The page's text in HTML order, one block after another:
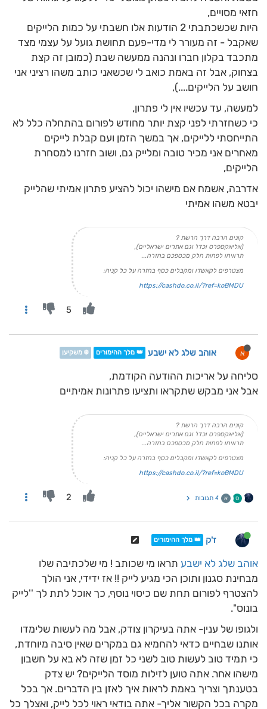
חזאי מסויים,
היות שכשכתבתי 2 הודעות אלו חשבתי על כמות הלייקים
שאקבל - זה מעורר לי מדי-פעם תחושת גועל על עצמי מצד
מתכבד בקלון חברו ונהנה ממעשה שבת (כמובן זה קצת
בצחוק, אבל זה באמת כואב לי שכשאני כותב משהו רציני אני
חושב על הלייקים....),
למעשה, עד עכשיו אין לי פתרון,
כי כשחזרתי לפני קצת יותר מחודש לפורום בהתחלה כלל לא
התייחסתי ללייקים, אך במשך הזמן ועם קבלת לייקים
מאחרים אני מכיר טובה ומלייק גם, ושוב חזרנו למסחרת
הלייקים,
אדרבה, אשמח אם מישהו יכול להציע פתרון אמיתי שהלייק
יבטא משהו אמיתי
קונים הרבה דרך הרשת ?
(אליאקספרס וכדו' וגם אתרים ישראליים),
תרוויחו לפחות חלק מכספכם בחזרה...
מצטרפים לקאשדו ומקבלים כסף בחזרה על כל קניה:
https://cashdo.co.il/?ref=koBMDU
5
א אוהב שלג לא ישבע 👑 מלך ההימורים ❄️ משקיען
סליחה על אריכות ההודעה הקודמת,
אבל אני מבקש שתקראו ותציעו פתרונות אמיתיים
קונים הרבה דרך הרשת ?
(אליאקספרס וכדו' וגם אתרים ישראליים),
תרוויחו לפחות חלק מכספכם בחזרה...
מצטרפים לקאשדו ומקבלים כסף בחזרה על כל קניה:
https://cashdo.co.il/?ref=koBMDU
ס א 4 תגובות 2
ז'ק 👑 מלך ההימורים
אוהב שלג לא ישבע תראו מי שכותב ! מי שלכתיבה שלו
מבחינת סגנון ותוכן הכי מגיע לייק !! אז ידידי, אני הולך
להצטרף לפורום תחת שם כיסוי נוסף, כך אוכל לתת לך ''לייק
בונוס''.
ולגופו של ענין- אתה בעיקרון צודק, אבל מה לעשות שלימדו
אותנו שבחיים כדאי להחמיא גם במקרים שאין סיבה מיוחדת,
כי תמיד טוב לעשות טוב לשני כל זמן שזה לא בא על חשבון
מישהו אחר. אתה טוען לזילות מוסד הלייקים? יש צדק
בטענתך וצריך באמת לראות איך לאזן בין הדברים. אך בכל
מקרה בכל הקשור אליך- אתה בודאי ראוי לכל לייק, ואצלך כל